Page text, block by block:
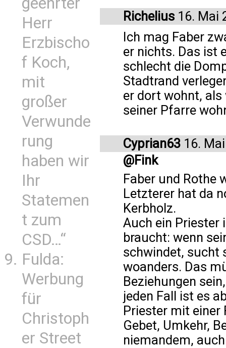
Herr
Erzbischo
f Koch,
mit
großer
Verwunde
rung
haben wir
Ihr
Statemen
t zum
CSD…“
Fulda:
Werbung
für
Christoph
er Street
Richelius 16. Mai
Ich mag Faber
er nichts. Das ist
schlecht die
Stadtrand
er dort wohnt, als
seiner Pfarre
Cyprian63 16.
@Fink
Faber und Rothe
Letzterer hat da
Kerbholz.
Auch ein Priester
braucht: wenn
schwindet, sucht
woanders. Das
Beziehungen
jeden Fall ist es
Priester mit einer
Gebet, Umkehr,
niemandem,